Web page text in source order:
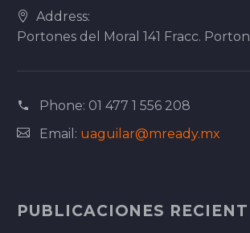
Address:
Portones del Moral 141 Fracc.
Phone: 01 477 1 556 208
Email: uaguilar@mready.mx
PUBLICACIONES